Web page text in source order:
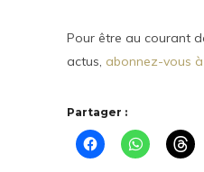
Pour être au courant
actus, abonnez-vous
Partager :